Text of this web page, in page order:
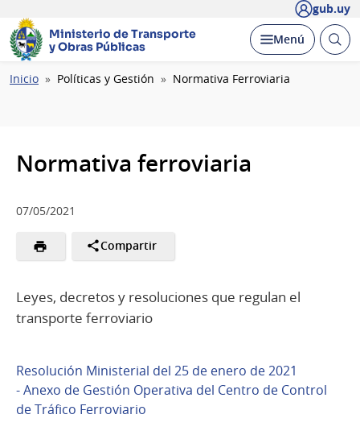
gub.uy
Ministerio de Transporte
y Obras Públicas
Desplegar
Menú Abrir
Ruta
Inicio Políticas y Gestión Normativa Ferroviaria
Normativa ferroviaria
07/05/2021
Compartir
Leyes, decretos y resoluciones que regulan el
transporte ferroviario
Resolución Ministerial del 25 de enero de 2021
- Anexo de Gestión Operativa del Centro de Control
de Tráfico Ferroviario